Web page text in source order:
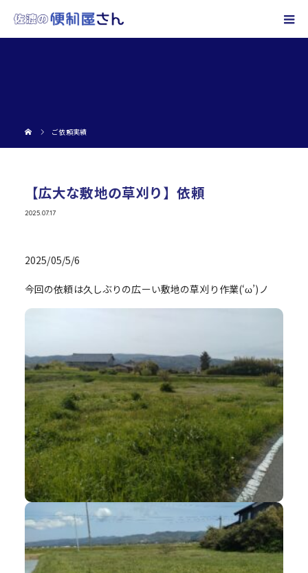
ご依頼実績
【広大な敷地の草刈り】依頼
2025.07.17
2025/05/5/6
今回の依頼は久しぶりの広ーい敷地の草刈り作業(‘ω’)ノ